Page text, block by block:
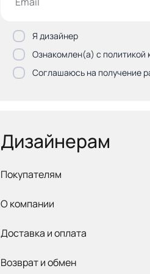
Я дизайнер
Ознакомлен(а) с политикой
Соглашаюсь на получение
Дизайнерам
Покупателям
О компании
Доставка и оплата
Возврат и обмен